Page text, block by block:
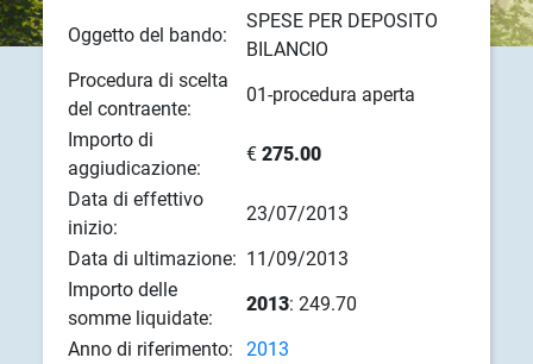
Oggetto del bando:
SPESE PER DEPOSITO
BILANCIO
Procedura di scelta
del contraente:
01-procedura aperta
Importo di
aggiudicazione:
€ 275.00
Data di effettivo
inizio:
23/07/2013
Data di ultimazione: 11/09/2013
Importo delle
somme liquidate:
2013: 249.70
Anno di riferimento:
2013